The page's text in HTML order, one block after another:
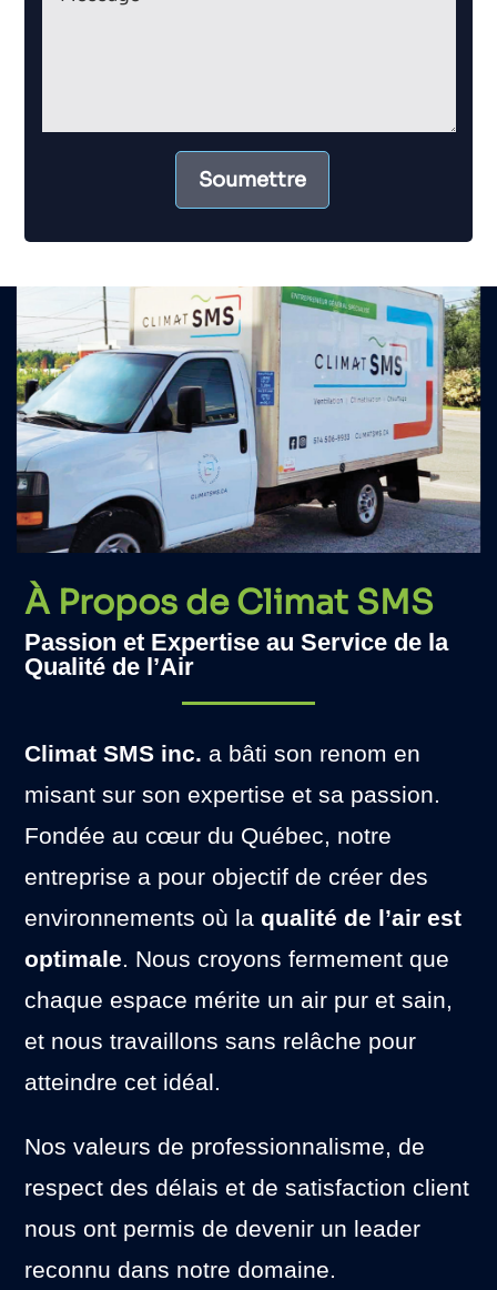
Soumettre
À Propos de Climat SMS
Passion et Expertise au Service de la
Qualité de l’Air
Climat SMS inc. a bâti son renom en
misant sur son expertise et sa passion.
Fondée au cœur du Québec, notre
entreprise a pour objectif de créer des
environnements où laqualité de l’air est
optimale. Nous croyons fermement que
chaque espace mérite un air pur et sain,
et nous travaillons sans relâche pour
atteindre cet idéal.
Nos valeurs de professionnalisme, de
respect des délais et de satisfaction client
nous ont permis de devenir un leader
reconnu dans notre domaine.